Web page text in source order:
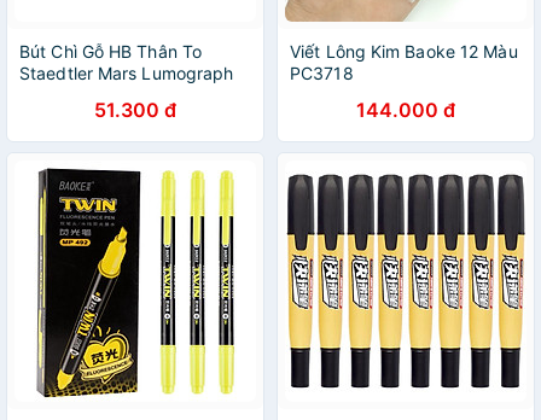
Bút Chì Gỗ HB Thân To
Staedtler Mars Lumograph
51.300 đ
Viết Lông Kim Baoke 12 Màu
PC3718
144.000 đ